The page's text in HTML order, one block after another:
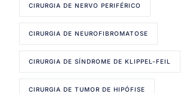
CIRURGIA DE NERVO PERIFÉRICO
CIRURGIA DE NEUROFIBROMATOSE
CIRURGIA DE SÍNDROME DE KLIPPEL-FEIL
CIRURGIA DE TUMOR DE HIPÓFISE